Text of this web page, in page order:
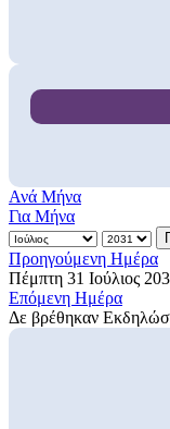
Ανά Μήνα
Για Μήνα
Προηγούμενη Ημέρα
Πέμπτη 31 Ιούλιος
Επόμενη Ημέρα
Δε βρέθηκαν